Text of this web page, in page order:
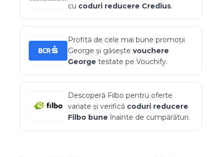
cu coduri reducere Credius.
Profită de cele mai bune promoții
George și găsește vouchere
George testate pe Vouchify.
Descoperă Filbo pentru oferte
variate și verifică coduri reducere
Filbo bune înainte de cumpărături.